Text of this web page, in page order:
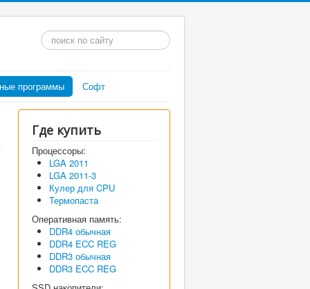
Искать...
программы Софт
Где купить
Процессоры:
LGA 2011
LGA 2011-3
Кулер для CPU
Термопаста
Оперативная память:
DDR4 обычная
DDR4 ECC REG
DDR3 обычная
DDR3 ECC REG